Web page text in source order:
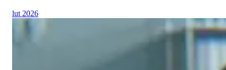
lut 2026